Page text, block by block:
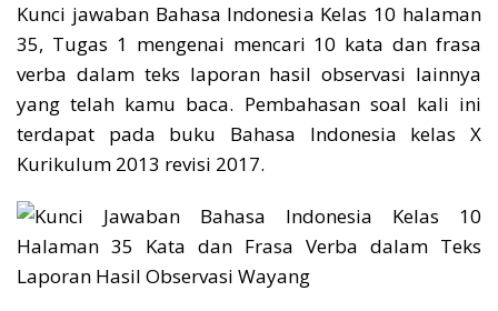
Kunci jawaban Bahasa Indonesia Kelas 10 halaman
35, Tugas 1 mengenai mencari 10 kata dan frasa
verba dalam teks laporan hasil observasi lainnya
yang telah kamu baca. Pembahasan soal kali ini
terdapat pada buku Bahasa Indonesia kelas X
Kurikulum 2013 revisi 2017.